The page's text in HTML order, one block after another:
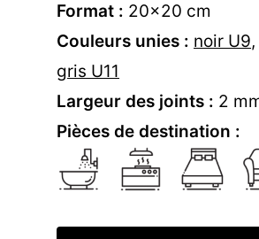
Format : 20×20 cm
Couleurs unies : noir U9,
gris U11
Largeur des joints : 2
Pièces de destination :